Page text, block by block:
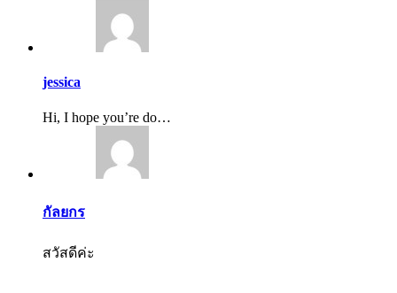
jessica
Hi, I hope you’re do…
กัลยกร
สวัสดีค่ะ